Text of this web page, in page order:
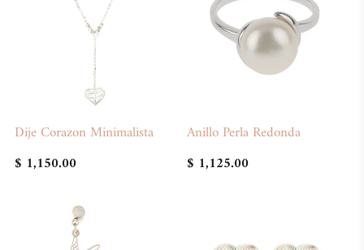
Dije Corazon Minimalista
$ 1,150.00
Anillo Perla Redonda
$ 1,125.00